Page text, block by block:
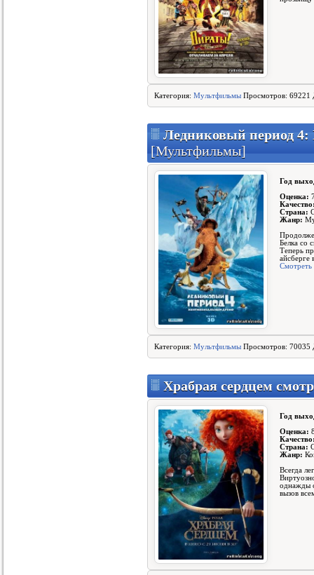
Категория: Мультфильмы Просмотров: 69221
Ледниковый период 4:
[Мультфильмы]
Год
Оценка:
Страна:
Жанр:
Белка со
Теперь
айсберге
Смотреть
Категория: Мультфильмы Просмотров: 70035
Храбрая сердцем
Год
Оценка:
Страна:
Жанр:
Всегда
однажды
вызов